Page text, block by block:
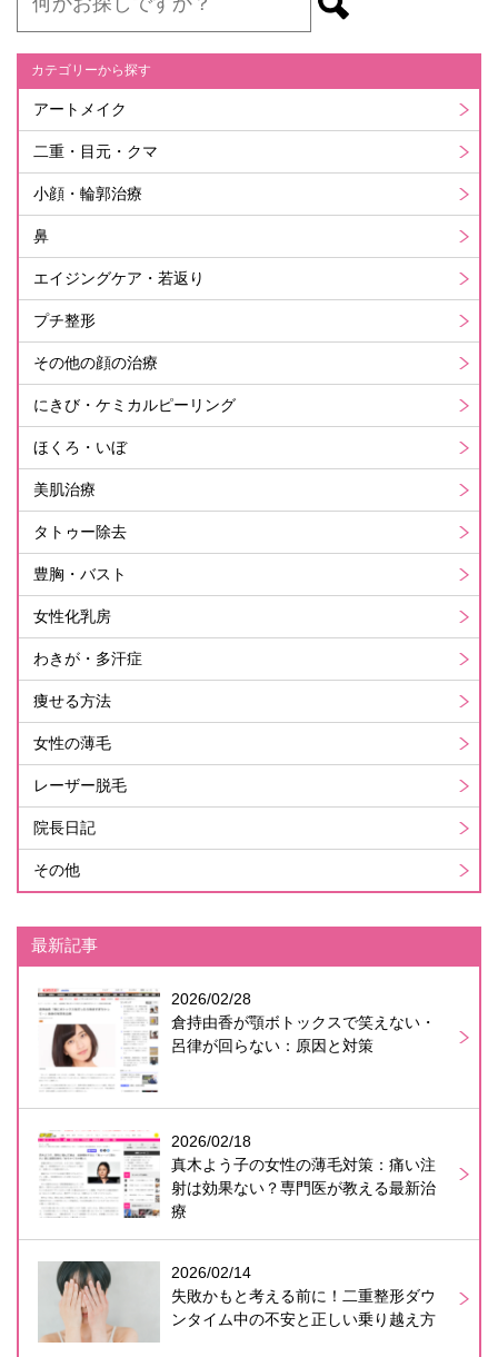
カテゴリーから探す
アートメイク
二重・目元・クマ
小顔・輪郭治療
鼻
エイジングケア・若返り
プチ整形
その他の顔の治療
にきび・ケミカルピーリング
ほくろ・いぼ
美肌治療
タトゥー除去
豊胸・バスト
女性化乳房
わきが・多汗症
痩せる方法
女性の薄毛
レーザー脱毛
院長日記
その他
最新記事
2026/02/28
倉持由香が顎ボトックスで笑えない・
呂律が回らない：原因と対策
2026/02/18
真木よう子の女性の薄毛対策：痛い注
射は効果ない？専門医が教える最新治
療
2026/02/14
失敗かもと考える前に！二重整形ダウ
ンタイム中の不安と正しい乗り越え方